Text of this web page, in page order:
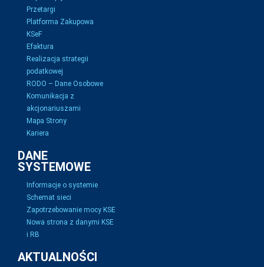
Przetargi
Platforma Zakupowa
KSeF
Efaktura
Realizacja strategii
podatkowej
RODO – Dane Osobowe
Komunikacja z
akcjonariuszami
Mapa Strony
Kariera
DANE
SYSTEMOWE
Informacje o systemie
Schemat sieci
Zapotrzebowanie mocy KSE
Nowa strona z danymi KSE
i RB
AKTUALNOŚCI